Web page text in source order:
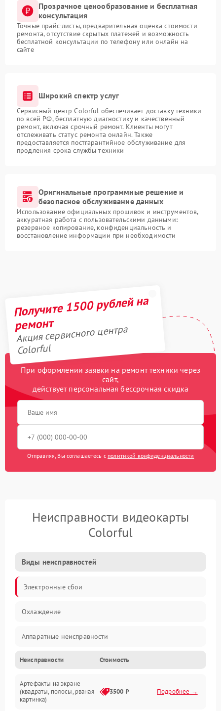
Прозрачное ценообразование и бесплатная
консультация
Точные прайс-листы, предварительная оценка стоимости
ремонта, отсутствие скрытых платежей и возможность
бесплатной консультации по телефону или онлайн на
сайте
Широкий спектр услуг
Сервисный центр Colorful обеспечивает доставку техники
по всей РФ, бесплатную диагностику и качественный
ремонт, включая срочный ремонт. Клиенты могут
отслеживать статус ремонта онлайн. Также
предоставляется постгарантийное обслуживание для
продления срока службы техники
Оригинальные программные решение и
безопасное обслуживание данных
Использование официальных прошивок и инструментов,
аккуратная работа с пользовательскими данными:
резервное копирование, конфиденциальность и
восстановление информации при необходимости
Получите 1500 рублей на
ремонт
Акция сервисного центра
Colorful
При оформлении заявки на ремонт техники через
сайт,
действует персональная бессрочная скидка
Отправляя, Вы соглашаетесь с политикой конфиденциальности
Неисправности видеокарты
Colorful
Виды неисправностей
Электронные сбои
Охлаждение
Аппаратные неисправности
Перегрев и термопроблемы
Видео
Неисправности Стоимость
Артефакты на экране
(квадраты, полосы, рваная
картинка)
3500 ₽ Подробнее →